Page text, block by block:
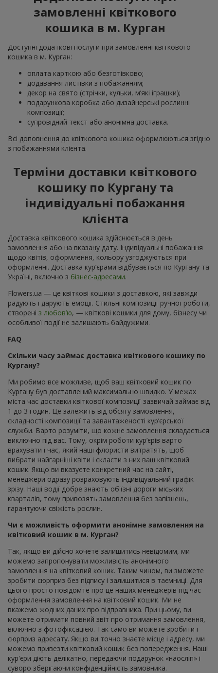
замовленні квіткового
кошика в м. Курган
Доступні додаткові послуги при замовленні квіткового
кошика в м. Курган:
оплата карткою або безготівково;
додавання листівки з побажанням;
декор на свято (стрічки, кульки, м’які іграшки);
подарункова коробка або дизайнерські рослинні
композиції;
супровідний текст або анонімна доставка.
Всі доповнення до квіткового кошика оформлюються згідно
з побажаннями клієнта.
Терміни доставки квіткового
кошику по Кургану та
індивідуальні побажання
клієнта
Доставка квіткового кошика здійснюється в день
замовлення або на вказану дату. Індивідуальні побажання
щодо квітів, оформлення, кольору узгоджуються при
оформленні. Доставка кур’єрами відбувається по Кургану та
Україні, включно з бізнес-адресами.
Flowers.ua — це квіткові кошики з доставкою, які завжди
радують і дарують емоції. Стильні композиції ручної роботи,
створені з любов’ю, — квіткові кошики для дому, бізнесу чи
особливої події не залишають байдужими.
FAQ
Скільки часу займає доставка квіткового кошику по
Кургану?
Ми робимо все можливе, щоб ваш квітковий кошик по
Кургану був доставлений максимально швидко. У межах
міста час доставки квіткової композиції зазвичай займає від
1 до 3 годин. Це залежить від обсягу замовлення,
складності композиції та завантаженості кур’єрської
служби. Варто розуміти, що кожне замовлення складається
виключно під вас. Тому, окрім роботи кур’єрів варто
врахувати і час, який наші флористи витратять, щоб
вибрати найгарніші квіти і скласти з них ваш квітковий
кошик. Якщо ви вказуєте конкретний час на сайті,
менеджери одразу розраховують індивідуальний графік
зрізу. Наші водії добре знають об'їзні дороги міських
кварталів, тому привозять замовлення без запізнень,
гарантуючи свіжість рослин.
Чи є можливість оформити анонімне замовлення на
квітковий кошик в м. Курган?
Так, якщо ви дійсно хочете залишитись невідомим, ми
можемо запропонувати можливість анонімного
замовлення на квітковий кошик. Таким чином, ви зможете
зробити сюрприз без підпису і залишитися в таємниці. Для
цього просто повідомте про це наших менеджерів під час
оформлення замовлення на квітковий кошик. Ми не
вкажемо жодних даних про відправника. При цьому, ви
можете отримати повний звіт про отримання замовлення,
включно з фотофіксацією. Так само ви можете зробити і
сюрприз адресату. Якщо ви точно знаєте місце і адресу, ми
можемо привезти квітковий кошик без попередження. Наші
кур'єри діють делікатно, передаючи подарунок «наосліп» і
суворо зберігаючи конфіденційність замовника.